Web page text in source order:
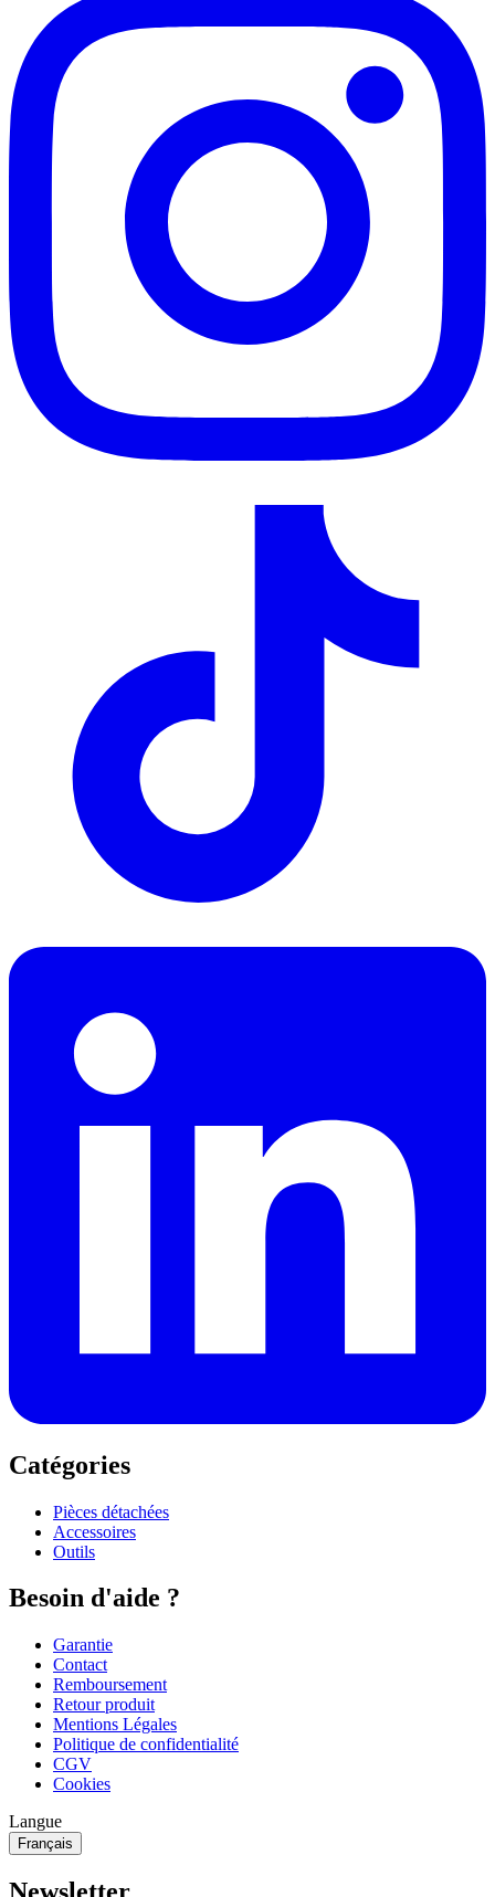
Catégories
Pièces détachées
Accessoires
Outils
Besoin d'aide ?
Garantie
Contact
Remboursement
Retour produit
Mentions Légales
Politique de confidentialité
CGV
Cookies
Langue
Français